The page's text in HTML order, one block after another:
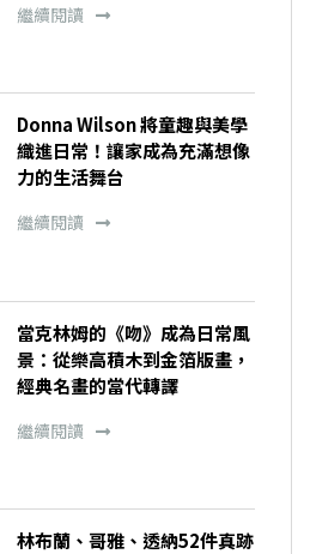
繼續閱讀
Donna Wilson 將童趣與美學
織進日常！讓家成為充滿想像
力的生活舞台
繼續閱讀
當克林姆的《吻》成為日常風
景：從樂高積木到金箔版畫，
經典名畫的當代轉譯
繼續閱讀
林布蘭、哥雅、透納52件真跡